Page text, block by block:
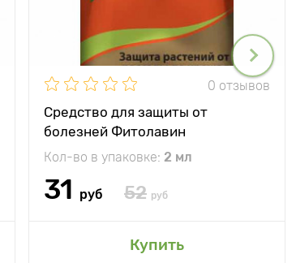
0 отзывов
Средство для защиты от
болезней Фитолавин
Кол-во в упаковке: 2 мл
31 руб 52 руб
Купить